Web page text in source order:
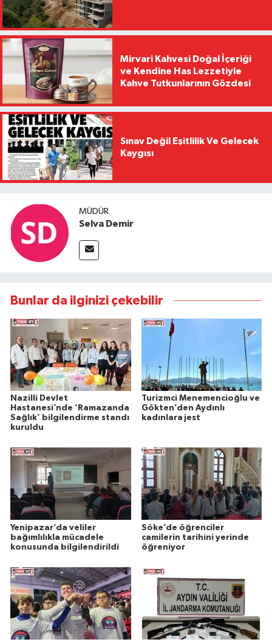
Mirvari Kahvesi Doğal İçeriği
ve Kendine Has Lezzetiyle
Kahve Tutkunlarının Gözdesi
Sınav Değil Eşitlilik Ve Gelecek
Kaygısı
MÜDÜR
Selva Demir
Bunlar da ilginizi çekebilir
Nazilli Devlet
Hastanesi’nde ’Ramazanda
Sağlık’ bilgilendirme standı
kuruldu
Turizmci Menemencioğlu ve
Gökten’den Aydınlı
kadınlara jest
Yenipazar’da veliler
bağımlılıkla mücadele
konusunda bilgilendirildi
Söke’de öğrenciler
camilerin tarihini yerinde
öğreniyor